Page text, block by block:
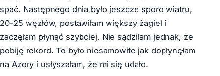
spać. Następnego dnia było jeszcze sporo wiatru,
20-25 węzłów, postawiłam większy żagiel i
zaczęłam płynąć szybciej. Nie sądziłam jednak, że
pobiję rekord. To było niesamowite jak dopłynęłam
na Azory i usłyszałam, że mi się udało.